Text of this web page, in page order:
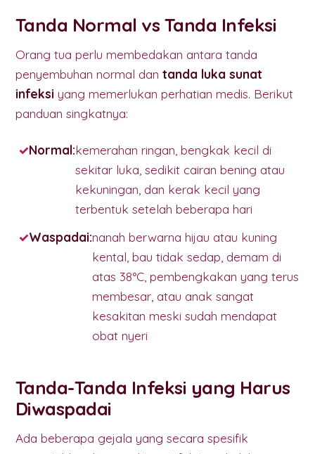
Tanda Normal vs Tanda Infeksi
Orang tua perlu membedakan antara tanda
penyembuhan normal dan tanda luka sunat
infeksi yang memerlukan perhatian medis. Berikut
panduan singkatnya:
Normal:kemerahan ringan, bengkak kecil di
sekitar luka, sedikit cairan bening atau
kekuningan, dan kerak kecil yang
terbentuk setelah beberapa hari
Waspadai:nanah berwarna hijau atau kuning
kental, bau tidak sedap, demam di
atas 38°C, pembengkakan yang terus
membesar, atau anak sangat
kesakitan meski sudah mendapat
obat nyeri
Tanda-Tanda Infeksi yang Harus
Diwaspadai
Ada beberapa gejala yang secara spesifik